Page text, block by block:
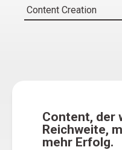
Content, der
Reichweite,
mehr Erfolg.